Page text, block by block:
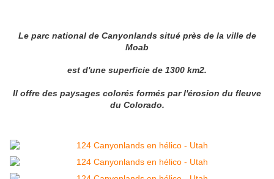
Le parc national de Canyonlands situé près de la ville de
Moab
est d'une superficie de 1300 km2.
Il offre des paysages colorés formés par l'érosion du fleuve
du Colorado.